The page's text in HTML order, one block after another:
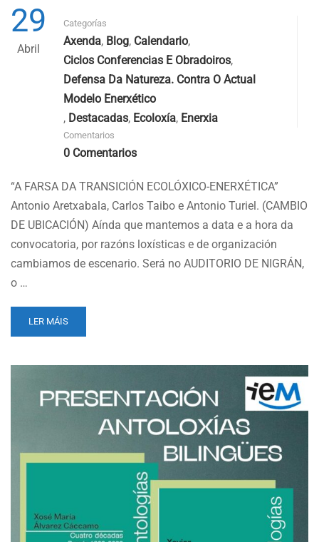
29
Abril
Categorías
Axenda, Blog, Calendario,
Ciclos Conferencias E Obradoiros,
Defensa Da Natureza. Contra O Actual
Modelo Enerxético
, Destacadas, Ecoloxía, Enerxia
Comentarios
0 Comentarios
“A FARSA DA TRANSICIÓN ECOLÓXICO-ENERXÉTICA”
Antonio Aretxabala, Carlos Taibo e Antonio Turiel. (CAMBIO
DE UBICACIÓN) Aínda que mantemos a data e a hora da
convocatoria, por razóns loxísticas e de organización
cambiamos de escenario. Será no AUDITORIO DE NIGRÁN,
o …
READ
MORE
LER MÁIS